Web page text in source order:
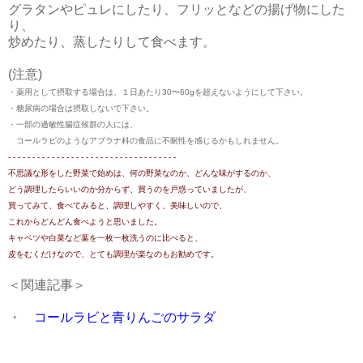
グラタンやピュレにしたり、フリッとなどの揚げ物にした
り、
炒めたり、蒸したりして食べます。
(注意)
・薬用として摂取する場合は、１日あたり30〜60gを超えないようにして下さい。
・糖尿病の場合は摂取しないで下さい。
・一部の過敏性腸症候群の人には、
コールラビのようなアブラナ科の食品に不耐性を感じるかもしれません。
- - - - - - - - - - - - - - - - - - - - - - - - - - - - - - - - - - -
不思議な形をした野菜で始めは、何の野菜なのか、どんな味がするのか、
どう調理したらいいのか分からず、買うのを戸惑っていましたが、
買ってみて、食べてみると、調理しやすく、美味しいので、
これからどんどん食べようと思いました。
キャベツや白菜など葉を一枚一枚洗うのに比べると、
皮をむくだけなので、とても調理が楽なのもお勧めです。
＜関連記事＞
・ コールラビと青りんごのサラダ